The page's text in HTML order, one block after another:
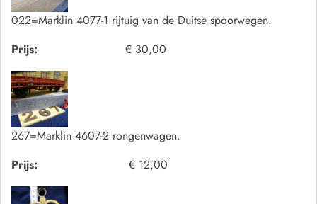
022=Marklin 4077-1 rijtuig van de Duitse spoorwegen.
Prijs:
€ 30,00
267=Marklin 4607-2 rongenwagen.
Prijs:
€ 12,00